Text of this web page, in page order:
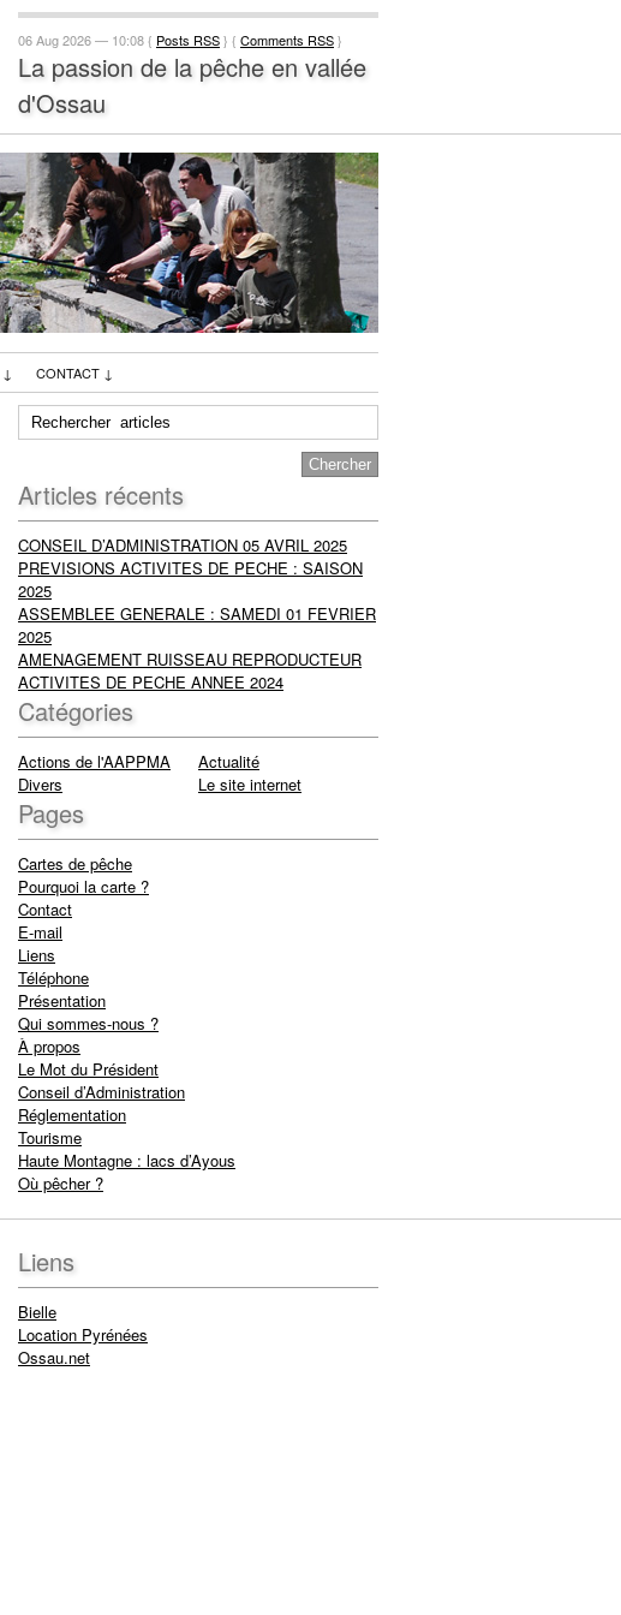
06 Aug 2026 — 10:08 { Posts RSS} { Comments RSS}
La passion de la pêche en vallée
d'Ossau
↓ CONTACT ↓
Articles récents
CONSEIL D’ADMINISTRATION 05 AVRIL 2025
PREVISIONS ACTIVITES DE PECHE : SAISON
2025
ASSEMBLEE GENERALE : SAMEDI 01 FEVRIER
2025
AMENAGEMENT RUISSEAU REPRODUCTEUR
ACTIVITES DE PECHE ANNEE 2024
Catégories
Actions de l'AAPPMA
Actualité
Divers
Le site internet
Pages
Cartes de pêche
Pourquoi la carte ?
Contact
E-mail
Liens
Téléphone
Présentation
Qui sommes-nous ?
À propos
Le Mot du Président
Conseil d’Administration
Réglementation
Tourisme
Haute Montagne : lacs d’Ayous
Où pêcher ?
Liens
Bielle
Location Pyrénées
Ossau.net